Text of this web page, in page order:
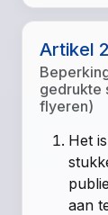
Artikel
gedrukte
flyeren)
Het
aan